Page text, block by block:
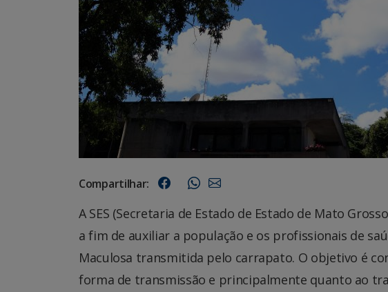
Compartilhar:
A SES (Secretaria de Estado de Estado de Mato
a fim de auxiliar a população e os profissionais de
Maculosa transmitida pelo carrapato. O objetivo é
forma de transmissão e principalmente quanto ao